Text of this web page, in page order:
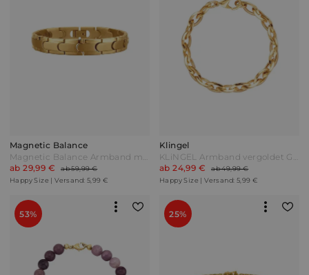
Magnetic Balance
Magnetic Balance Armband mit 6 Magneten Gelbgoldfarben
ab 29,99 €
ab 59,99 €
Happy Size | Versand: 5,99 €
Klingel
KLiNGEL Armband vergoldet Gelbgoldfarben
ab 24,99 €
ab 49,99 €
Happy Size | Versand: 5,99 €
53% 25%